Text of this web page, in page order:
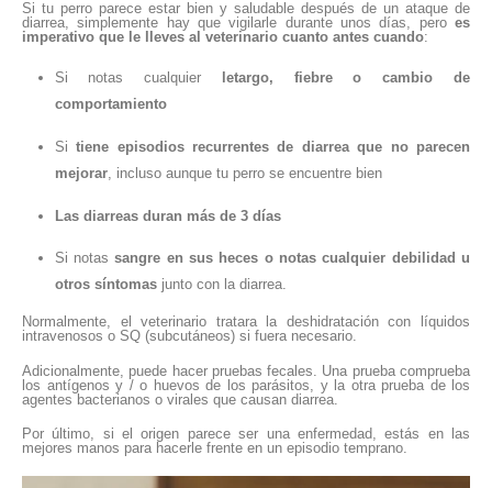
Si tu perro parece estar bien y saludable después de un ataque de
diarrea, simplemente hay que vigilarle durante unos días, pero es
imperativo que le lleves al veterinario cuanto antes cuando:
Si notas cualquier letargo, fiebre o cambio de
comportamiento
Sitiene episodios recurrentes de diarrea que no parecen
mejorar, incluso aunque tu perro se encuentre bien
Las diarreas duran más de 3 días
Si notassangre en sus heces o notas cualquier debilidad u
otros síntomasjunto con la diarrea.
Normalmente, el veterinario tratara la deshidratación con líquidos
intravenosos o SQ (subcutáneos) si fuera necesario.
Adicionalmente, puede hacer pruebas fecales. Una prueba comprueba
los antígenos y / o huevos de los parásitos, y la otra prueba de los
agentes bacterianos o virales que causan diarrea.
Por último, si el origen parece ser una enfermedad, estás en las
mejores manos para hacerle frente en un episodio temprano.